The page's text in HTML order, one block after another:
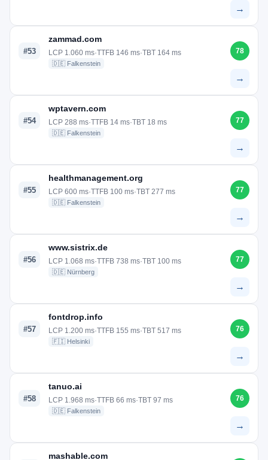
→
#53
zammad.com
LCP 1.060 ms·TTFB 146 ms·TBT 164 ms
🇩🇪 Falkenstein
78
→
#54
wptavern.com
LCP 288 ms·TTFB 14 ms·TBT 18 ms
🇩🇪 Falkenstein
77
→
#55
healthmanagement.org
LCP 600 ms·TTFB 100 ms·TBT 277 ms
🇩🇪 Falkenstein
77
→
#56
www.sistrix.de
LCP 1.068 ms·TTFB 738 ms·TBT 100 ms
🇩🇪 Nürnberg
77
→
#57
fontdrop.info
LCP 1.200 ms·TTFB 155 ms·TBT 517 ms
🇫🇮 Helsinki
76
→
#58
tanuo.ai
LCP 1.968 ms·TTFB 66 ms·TBT 97 ms
🇩🇪 Falkenstein
76
→
mashable.com